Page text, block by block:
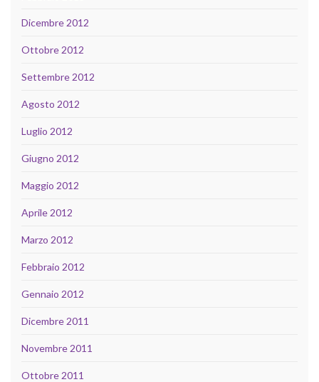
Dicembre 2012
Ottobre 2012
Settembre 2012
Agosto 2012
Luglio 2012
Giugno 2012
Maggio 2012
Aprile 2012
Marzo 2012
Febbraio 2012
Gennaio 2012
Dicembre 2011
Novembre 2011
Ottobre 2011